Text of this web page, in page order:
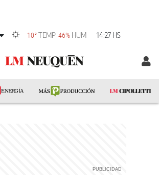
10°TEMP 46% HUM 14:27 HS